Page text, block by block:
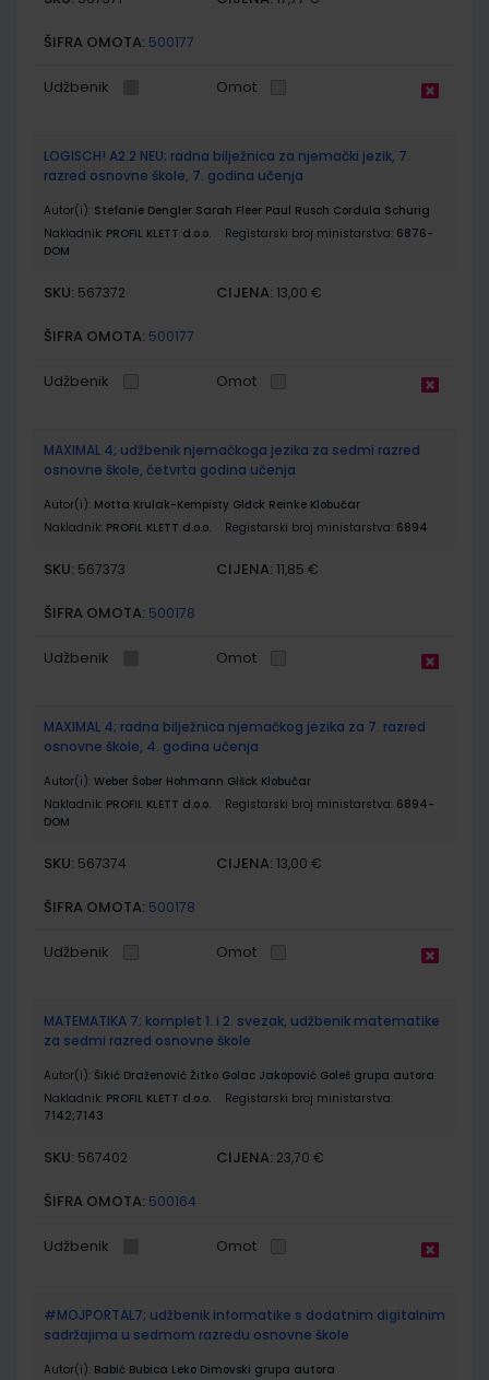
ŠIFRA OMOTA: 500177
Udžbenik Omot
LOGISCH! A2.2 NEU; radna bilježnica za njemački jezik, 7.
razred osnovne škole, 7. godina učenja
Autor(i): Stefanie Dengler Sarah Fleer Paul Rusch Cordula Schurig
Nakladnik: PROFIL KLETT d.o.o. Registarski broj ministarstva: 6876-
DOM
SKU: 567372 CIJENA: 13,00 €
ŠIFRA OMOTA: 500177
Udžbenik Omot
MAXIMAL 4; udžbenik njemačkoga jezika za sedmi razred
osnovne škole, četvrta godina učenja
Autor(i): Motta Krulak-Kempisty Glđck Reinke Klobučar
Nakladnik: PROFIL KLETT d.o.o. Registarski broj ministarstva: 6894
SKU: 567373 CIJENA: 11,85 €
ŠIFRA OMOTA: 500178
Udžbenik Omot
MAXIMAL 4; radna bilježnica njemačkog jezika za 7. razred
osnovne škole, 4. godina učenja
Autor(i): Weber Šober Hohmann Glšck Klobučar
Nakladnik: PROFIL KLETT d.o.o. Registarski broj ministarstva: 6894-
DOM
SKU: 567374 CIJENA: 13,00 €
ŠIFRA OMOTA: 500178
Udžbenik Omot
MATEMATIKA 7; komplet 1. i 2. svezak, udžbenik matematike
za sedmi razred osnovne škole
Autor(i): Šikić Draženović Žitko Golac Jakopović Goleš grupa autora
Nakladnik: PROFIL KLETT d.o.o.
Registarski broj ministarstva:
7142;7143
SKU: 567402 CIJENA: 23,70 €
ŠIFRA OMOTA: 500164
Udžbenik Omot
#MOJPORTAL7; udžbenik informatike s dodatnim digitalnim
sadržajima u sedmom razredu osnovne škole
Autor(i): Babić Bubica Leko Dimovski grupa autora